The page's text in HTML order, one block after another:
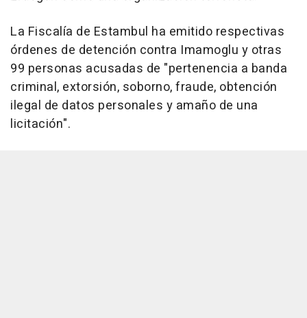
La Fiscalía de Estambul ha emitido respectivas
órdenes de detención contra Imamoglu y otras
99 personas acusadas de "pertenencia a banda
criminal, extorsión, soborno, fraude, obtención
ilegal de datos personales y amaño de una
licitación".